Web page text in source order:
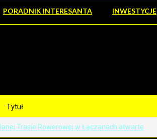
PORADNIK INTERESANTA INWESTYCJE
Tytuł
Trasie Rowerowej w Łączanach otwarte